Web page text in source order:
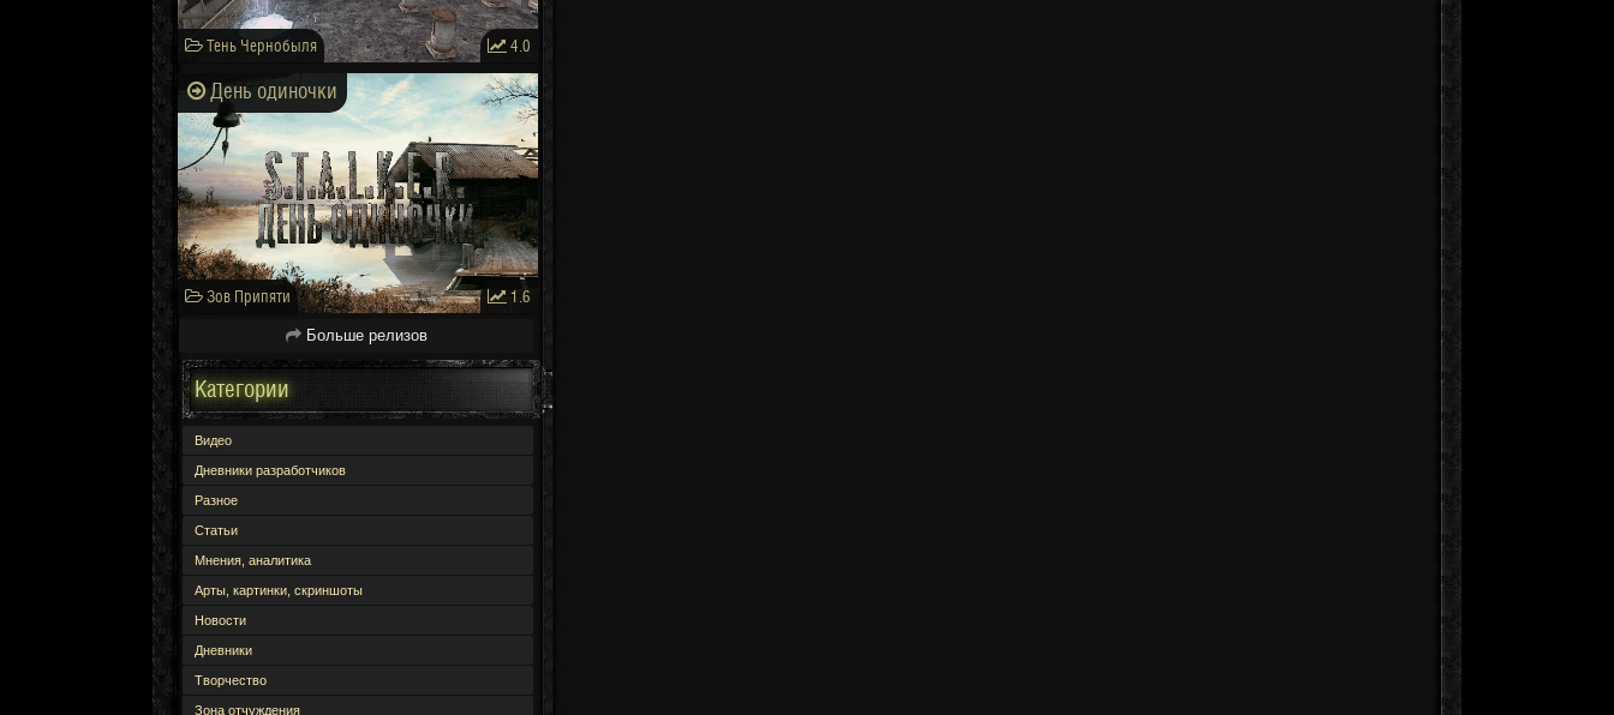
Тень Чернобыля 4.0
День одиночки
Зов Припяти 1.6
Больше релизов
Категории
Видео
Дневники разработчиков
Разное
Статьи
Мнения, аналитика
Арты, картинки, скриншоты
Новости
Дневники
Творчество
Зона отчуждения